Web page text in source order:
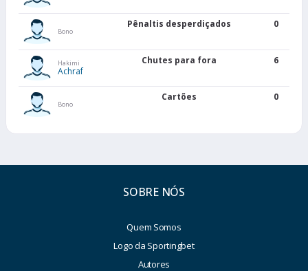
Bono
Pênaltis desperdiçados 0
Hakimi
Achraf
Chutes para fora 6
Bono
Cartões 0
SOBRE NÓS
Quem Somos
Logo da Sportingbet
Autores